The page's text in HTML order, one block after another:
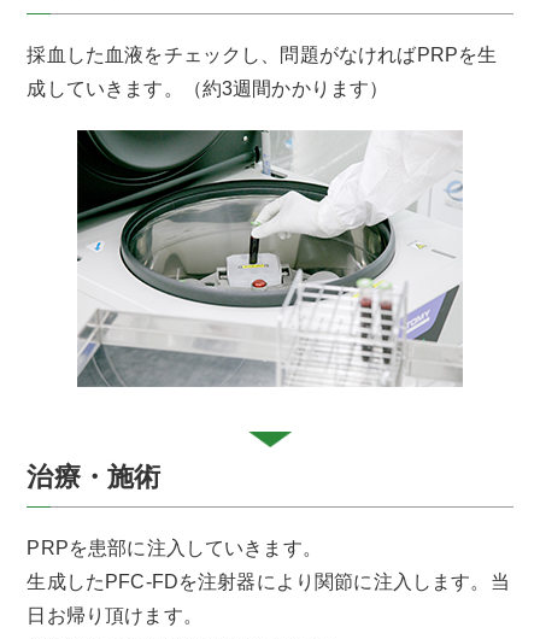
採血した血液をチェックし、問題がなければPRPを生
成していきます。（約3週間かかります）
治療・施術
PRPを患部に注入していきます。
生成したPFC-FDを注射器により関節に注入します。当
日お帰り頂けます。